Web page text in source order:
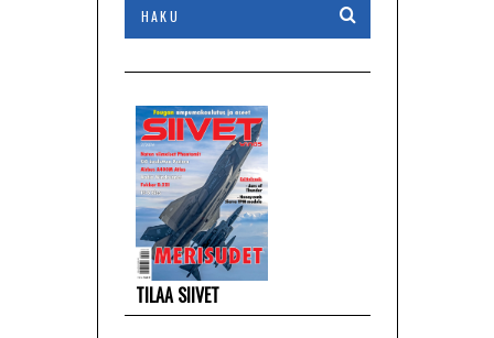
TILAA SIIVET